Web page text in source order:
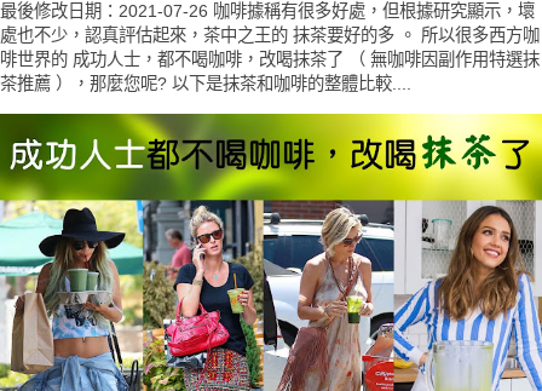
最後修改日期：2021-07-26 咖啡據稱有很多好處，但根據研究顯示，壞
處也不少，認真評估起來，茶中之王的 抹茶要好的多 。 所以很多西方咖
啡世界的 成功人士，都不喝咖啡，改喝抹茶了 （ 無咖啡因副作用特選抹
茶推薦 ），那麼您呢? 以下是抹茶和咖啡的整體比較....